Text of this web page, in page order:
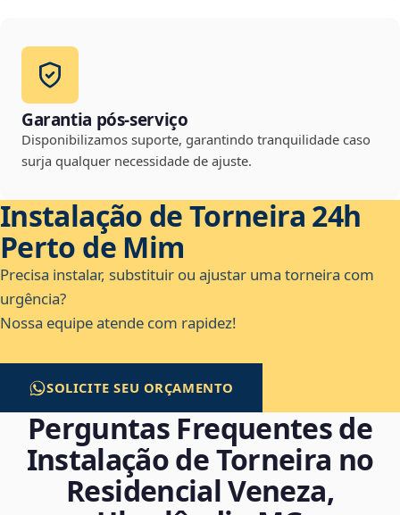
Garantia pós-serviço
Disponibilizamos suporte, garantindo tranquilidade caso
surja qualquer necessidade de ajuste.
Instalação de Torneira 24h
Perto de Mim
Precisa instalar, substituir ou ajustar uma torneira com
urgência?
Nossa equipe atende com rapidez!
SOLICITE SEU ORÇAMENTO
Perguntas Frequentes de
Instalação de Torneira no
Residencial Veneza,